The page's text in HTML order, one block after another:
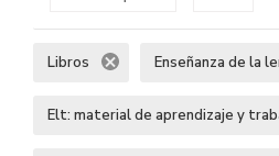
Libros Enseñanza de la
Elt: material de aprendizaje y